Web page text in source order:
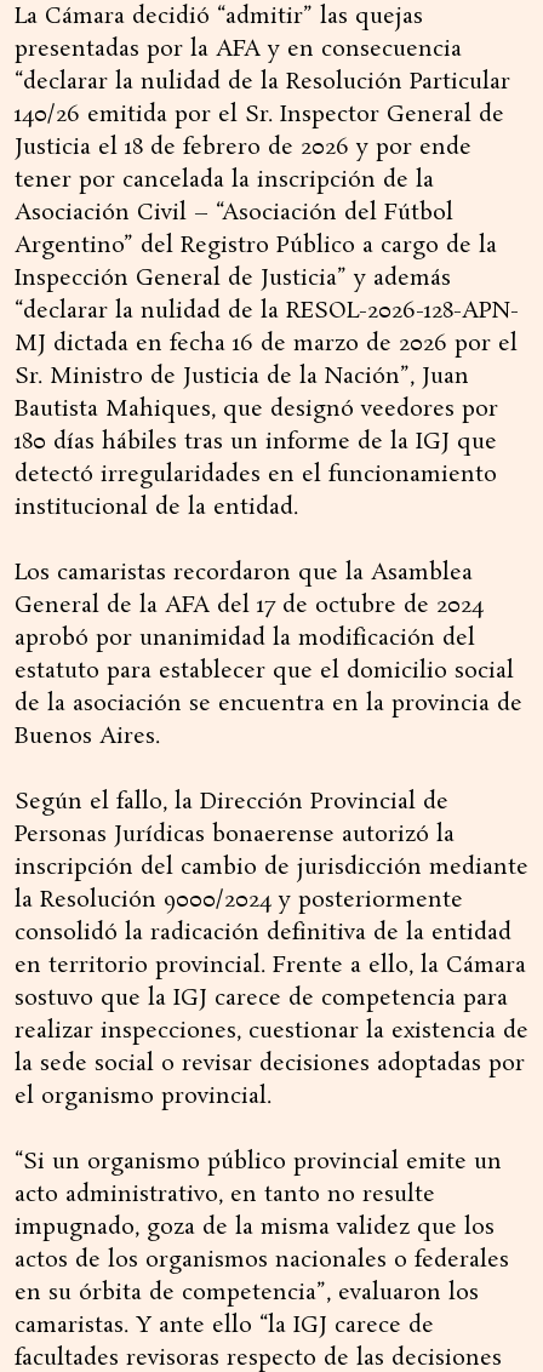
La Cámara decidió “admitir” las quejas
presentadas por la AFA y en consecuencia
“declarar la nulidad de la Resolución Particular
140/26 emitida por el Sr. Inspector General de
Justicia el 18 de febrero de 2026 y por ende
tener por cancelada la inscripción de la
Asociación Civil – “Asociación del Fútbol
Argentino” del Registro Público a cargo de la
Inspección General de Justicia” y además
“declarar la nulidad de la RESOL-2026-128-APN-
MJ dictada en fecha 16 de marzo de 2026 por el
Sr. Ministro de Justicia de la Nación”, Juan
Bautista Mahiques, que designó veedores por
180 días hábiles tras un informe de la IGJ que
detectó irregularidades en el funcionamiento
institucional de la entidad.
Los camaristas recordaron que la Asamblea
General de la AFA del 17 de octubre de 2024
aprobó por unanimidad la modificación del
estatuto para establecer que el domicilio social
de la asociación se encuentra en la provincia de
Buenos Aires.
Según el fallo, la Dirección Provincial de
Personas Jurídicas bonaerense autorizó la
inscripción del cambio de jurisdicción mediante
la Resolución 9000/2024 y posteriormente
consolidó la radicación definitiva de la entidad
en territorio provincial. Frente a ello, la Cámara
sostuvo que la IGJ carece de competencia para
realizar inspecciones, cuestionar la existencia de
la sede social o revisar decisiones adoptadas por
el organismo provincial.
“Si un organismo público provincial emite un
acto administrativo, en tanto no resulte
impugnado, goza de la misma validez que los
actos de los organismos nacionales o federales
en su órbita de competencia”, evaluaron los
camaristas. Y ante ello “la IGJ carece de
facultades revisoras respecto de las decisiones